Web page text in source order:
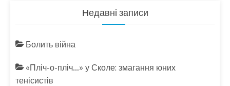
Недавні записи
Болить війна
«Пліч-о-пліч…» у Сколе: змагання юних
тенісистів